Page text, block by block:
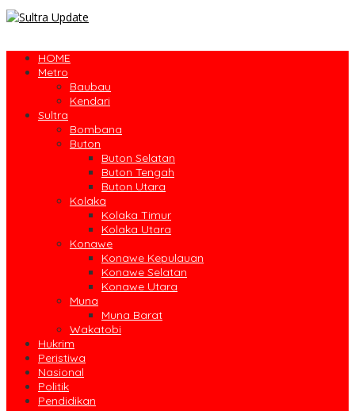
HOME
Metro
Baubau
Kendari
Sultra
Bombana
Buton
Buton Selatan
Buton Tengah
Buton Utara
Kolaka
Kolaka Timur
Kolaka Utara
Konawe
Konawe Kepulauan
Konawe Selatan
Konawe Utara
Muna
Muna Barat
Wakatobi
Hukrim
Peristiwa
Nasional
Politik
Pendidikan